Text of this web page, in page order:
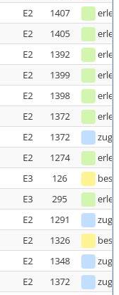
E2 1407
E2 1405
E2 1392
E2 1399
E2 1398
E2 1372
E2 1372
E2 1274
E3 126
E3 295
E2 1291
E2 1326
E2 1348
E2 1372